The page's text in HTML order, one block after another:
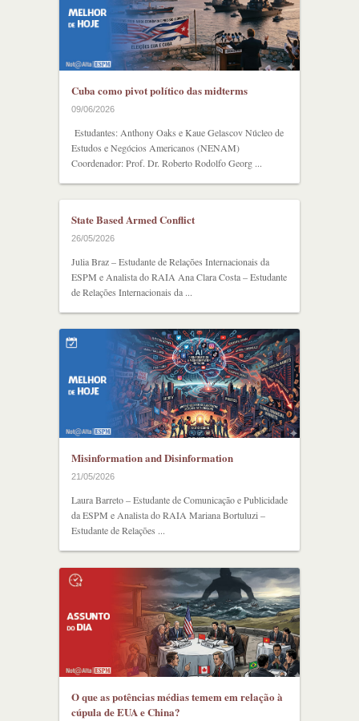
Cuba como pivot político das midterms
09/06/2026
Estudantes: Anthony Oaks e Kaue Gelascov Núcleo de
Estudos e Negócios Americanos (NENAM)
Coordenador: Prof. Dr. Roberto Rodolfo Georg ...
State Based Armed Conflict
26/05/2026
Julia Braz – Estudante de Relações Internacionais da
ESPM e Analista do RAIA Ana Clara Costa – Estudante
de Relações Internacionais da ...
Misinformation and Disinformation
21/05/2026
Laura Barreto – Estudante de Comunicação e Publicidade
da ESPM e Analista do RAIA Mariana Bortuluzi –
Estudante de Relações ...
O que as potências médias temem em relação à
cúpula de EUA e China?